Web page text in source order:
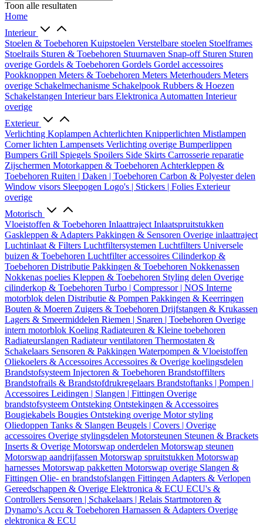
Toon alle resultaten
Home
Interieur
Stoelen & Toebehoren Kuipstoelen Verstelbare stoelen Stoelframes
Stoelrails Sturen & Toebehoren Stuurnaven Snap-off Sturen Sturen
overige Gordels & Toebehoren Gordels Gordel accessoires
Pookknoppen Meters & Toebehoren Meters Meterhouders Meters
overige Schakelmechanisme Schakelpook Rubbers & Hoezen
Schakelstangen Interieur bars Elektronica Automatten Interieur
overige
Exterieur
Verlichting Koplampen Achterlichten Knipperlichten Mistlampen
Corner lichten Lampensets Verlichting overige Bumperlippen
Bumpers Grill Spiegels Spoilers Side Skirts Carrosserie reparatie
Zijschermen Motorkappen & Toebehoren Achterkleppen &
Toebehoren Ruiten | Daken | Toebehoren Carbon & Polyester delen
Window visors Sleepogen Logo's | Stickers | Folies Exterieur
overige
Motorisch
Vloeistoffen & Toebehoren Inlaattraject Inlaatspruitstukken
Gaskleppen & Adapters Pakkingen & Sensoren Overige inlaattraject
Luchtinlaat & Filters Luchtfiltersystemen Luchtfilters Universele
buizen & Toebehoren Luchtfilter accessoires Cilinderkop &
Toebehoren Distributie Pakkingen & Toebehoren Nokkenassen
Nokkenas poelies Kleppen & Toebehoren Styling delen Overige
cilinderkop & Toebehoren Turbo | Compressor | NOS Interne
motorblok delen Distributie & Pompen Pakkingen & Keerringen
Bouten & Moeren Zuigers & Toebehoren Drijfstangen & Krukassen
Lagers & Smeermiddelen Riemen | Snaren | Toebehoren Overige
intern motorblok Koeling Radiateuren & Kleine toebehoren
Radiateurslangen Radiateur ventilatoren Thermostaten &
Schakelaars Sensoren & Pakkingen Waterpompen & Vloeistoffen
Oliekoelers & Accessoires Accessoires & Overige koelingsdelen
Brandstofsysteem Injectoren & Toebehoren Brandstoffilters
Brandstofrails & Brandstofdrukregelaars Brandstoftanks | Pompen |
Accessoires Leidingen | Slangen | Fittingen Overige
brandstofsysteem Ontsteking Ontstekingen & Accessoires
Bougiekabels Bougies Ontsteking overige Motor styling
Oliedoppen Tanks & Slangen Beugels | Covers | Overige
accessoires Overige stylingsdelen Motorsteunen Steunen & Brackets
Inserts & Overige Motorswap onderdelen Motorswap steunen
Motorswap aandrijfassen Motorswap spruitstukken Motorswap
harnesses Motorswap pakketten Motorswap overige Slangen &
Fittingen Olie- en brandstofslangen Fittingen Adapters & Verlopen
Gereedschappen & Overige Elektronica & ECU ECU's &
Controllers Sensoren | Schakelaars | Relais Startmotoren &
Dynamo's Accu & Toebehoren Harnassen & Adapters Overige
elektronica & ECU